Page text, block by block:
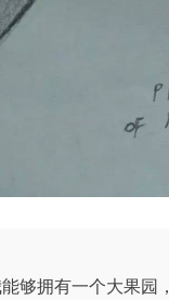
够拥有一个大果园，